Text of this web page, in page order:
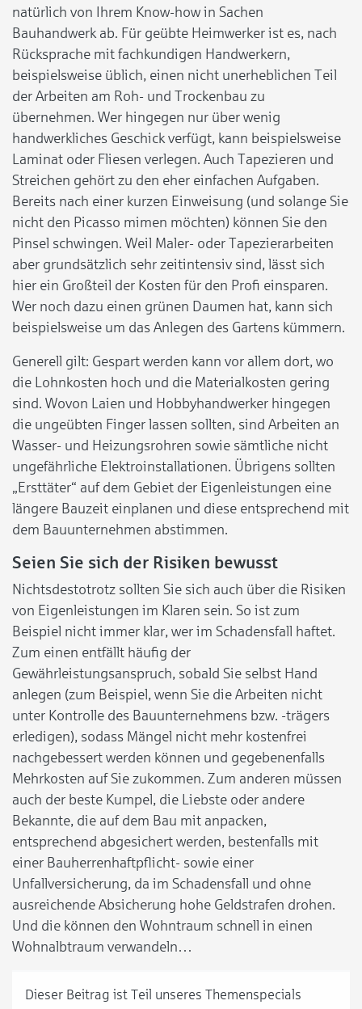
natürlich von Ihrem Know-how in Sachen
Bauhandwerk ab. Für geübte Heimwerker ist es, nach
Rücksprache mit fachkundigen Handwerkern,
beispielsweise üblich, einen nicht unerheblichen Teil
der Arbeiten am Roh- und Trockenbau zu
übernehmen. Wer hingegen nur über wenig
handwerkliches Geschick verfügt, kann beispielsweise
Laminat oder Fliesen verlegen. Auch Tapezieren und
Streichen gehört zu den eher einfachen Aufgaben.
Bereits nach einer kurzen Einweisung (und solange Sie
nicht den Picasso mimen möchten) können Sie den
Pinsel schwingen. Weil Maler- oder Tapezierarbeiten
aber grundsätzlich sehr zeitintensiv sind, lässt sich
hier ein Großteil der Kosten für den Profi einsparen.
Wer noch dazu einen grünen Daumen hat, kann sich
beispielsweise um das Anlegen des Gartens kümmern.
Generell gilt: Gespart werden kann vor allem dort, wo
die Lohnkosten hoch und die Materialkosten gering
sind. Wovon Laien und Hobbyhandwerker hingegen
die ungeübten Finger lassen sollten, sind Arbeiten an
Wasser- und Heizungsrohren sowie sämtliche nicht
ungefährliche Elektroinstallationen. Übrigens sollten
„Ersttäter“ auf dem Gebiet der Eigenleistungen eine
längere Bauzeit einplanen und diese entsprechend mit
dem Bauunternehmen abstimmen.
Seien Sie sich der Risiken bewusst
Nichtsdestotrotz sollten Sie sich auch über die Risiken
von Eigenleistungen im Klaren sein. So ist zum
Beispiel nicht immer klar, wer im Schadensfall haftet.
Zum einen entfällt häufig der
Gewährleistungsanspruch, sobald Sie selbst Hand
anlegen (zum Beispiel, wenn Sie die Arbeiten nicht
unter Kontrolle des Bauunternehmens bzw. -trägers
erledigen), sodass Mängel nicht mehr kostenfrei
nachgebessert werden können und gegebenenfalls
Mehrkosten auf Sie zukommen. Zum anderen müssen
auch der beste Kumpel, die Liebste oder andere
Bekannte, die auf dem Bau mit anpacken,
entsprechend abgesichert werden, bestenfalls mit
einer Bauherrenhaftpflicht- sowie einer
Unfallversicherung, da im Schadensfall und ohne
ausreichende Absicherung hohe Geldstrafen drohen.
Und die können den Wohntraum schnell in einen
Wohnalbtraum verwandeln…
Dieser Beitrag ist Teil unseres Themenspecials